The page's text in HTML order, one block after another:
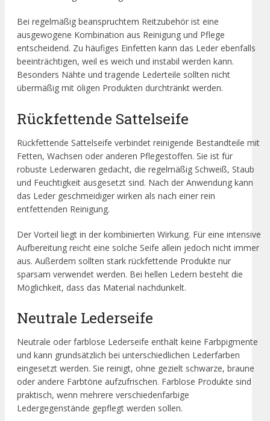
Bei regelmäßig beanspruchtem Reitzubehör ist eine
ausgewogene Kombination aus Reinigung und Pflege
entscheidend. Zu häufiges Einfetten kann das Leder ebenfalls
beeinträchtigen, weil es weich und instabil werden kann.
Besonders Nähte und tragende Lederteile sollten nicht
übermäßig mit öligen Produkten durchtränkt werden.
Rückfettende Sattelseife
Rückfettende Sattelseife verbindet reinigende Bestandteile mit
Fetten, Wachsen oder anderen Pflegestoffen. Sie ist für
robuste Lederwaren gedacht, die regelmäßig Schweiß, Staub
und Feuchtigkeit ausgesetzt sind. Nach der Anwendung kann
das Leder geschmeidiger wirken als nach einer rein
entfettenden Reinigung.
Der Vorteil liegt in der kombinierten Wirkung. Für eine intensive
Aufbereitung reicht eine solche Seife allein jedoch nicht immer
aus. Außerdem sollten stark rückfettende Produkte nur
sparsam verwendet werden. Bei hellen Ledern besteht die
Möglichkeit, dass das Material nachdunkelt.
Neutrale Lederseife
Neutrale oder farblose Lederseife enthält keine Farbpigmente
und kann grundsätzlich bei unterschiedlichen Lederfarben
eingesetzt werden. Sie reinigt, ohne gezielt schwarze, braune
oder andere Farbtöne aufzufrischen. Farblose Produkte sind
praktisch, wenn mehrere verschiedenfarbige
Ledergegenstände gepflegt werden sollen.